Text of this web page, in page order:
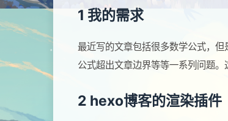
1 我的需求
最近写的文章包括很多数学公式，
公式超出文章边界等等一系列问题。
2 hexo博客的渲染插件